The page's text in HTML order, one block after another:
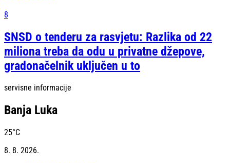
8
SNSD o tenderu za rasvjetu: Razlika od 22
miliona treba da odu u privatne džepove,
gradonačelnik uključen u to
servisne informacije
Banja Luka
25°C
8. 8. 2026.